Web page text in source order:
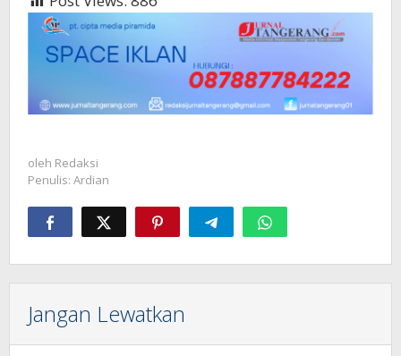
oleh Redaksi
Penulis: Ardian
Jangan Lewatkan